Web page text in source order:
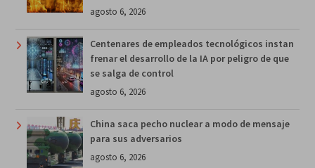
agosto 6, 2026
Centenares de empleados tecnológicos instan
frenar el desarrollo de la IA por peligro de que
se salga de control
agosto 6, 2026
China saca pecho nuclear a modo de mensaje
para sus adversarios
agosto 6, 2026